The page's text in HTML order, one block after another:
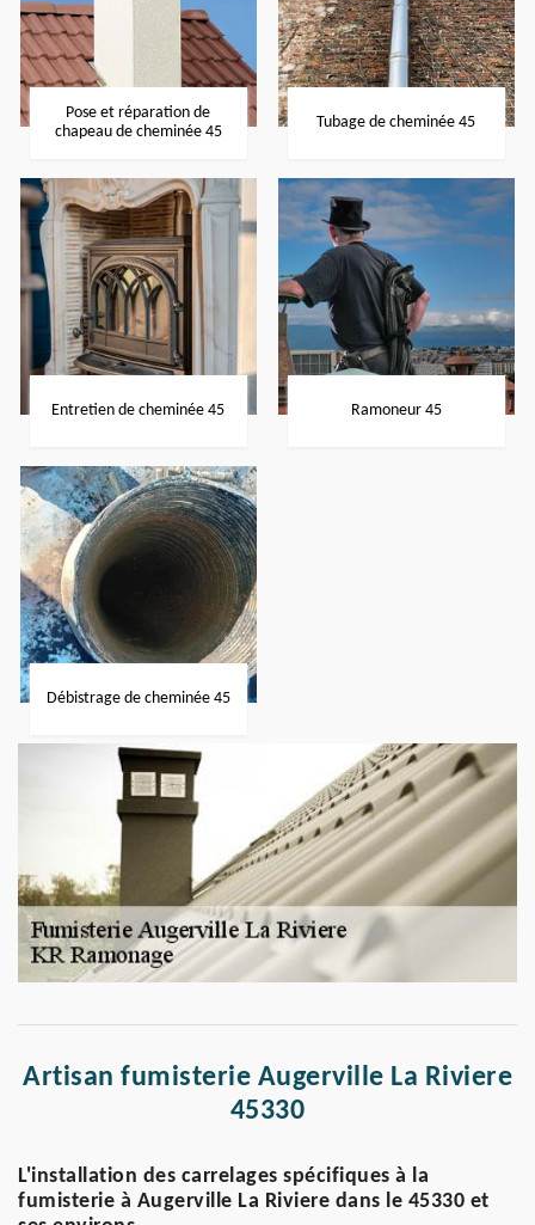
Pose et réparation de
chapeau de cheminée 45
Tubage de cheminée 45
Entretien de cheminée 45 Ramoneur 45
Débistrage de cheminée 45
Artisan fumisterie Augerville La Riviere
45330
L'installation des carrelages spécifiques à la
fumisterie à Augerville La Riviere dans le 45330 et